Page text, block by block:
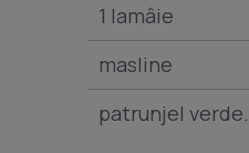
1 lamâie
masline
patrunjel verde.